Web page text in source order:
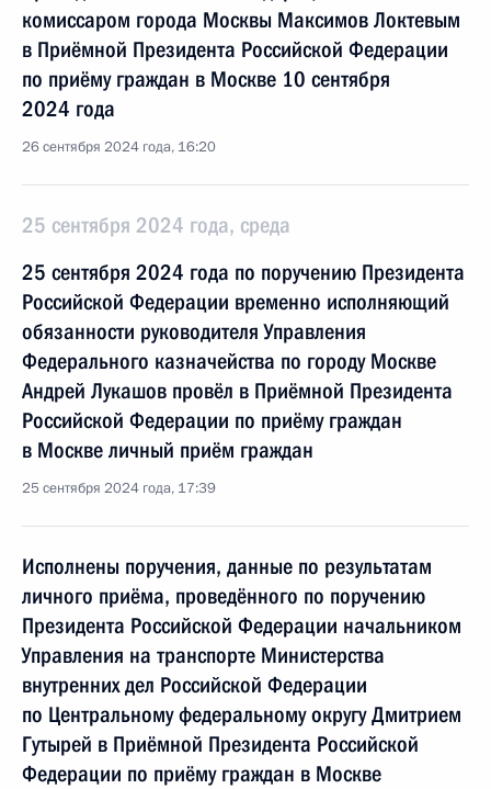
комиссаром города Москвы Максимов Локтевым
в Приёмной Президента Российской Федерации
по приёму граждан в Москве 10 сентября
2024 года
26 сентября 2024 года, 16:20
25 сентября 2024 года, среда
25 сентября 2024 года по поручению Президента
Российской Федерации временно исполняющий
обязанности руководителя Управления
Федерального казначейства по городу Москве
Андрей Лукашов провёл в Приёмной Президента
Российской Федерации по приёму граждан
в Москве личный приём граждан
25 сентября 2024 года, 17:39
Исполнены поручения, данные по результатам
личного приёма, проведённого по поручению
Президента Российской Федерации начальником
Управления на транспорте Министерства
внутренних дел Российской Федерации
по Центральному федеральному округу Дмитрием
Гутырей в Приёмной Президента Российской
Федерации по приёму граждан в Москве